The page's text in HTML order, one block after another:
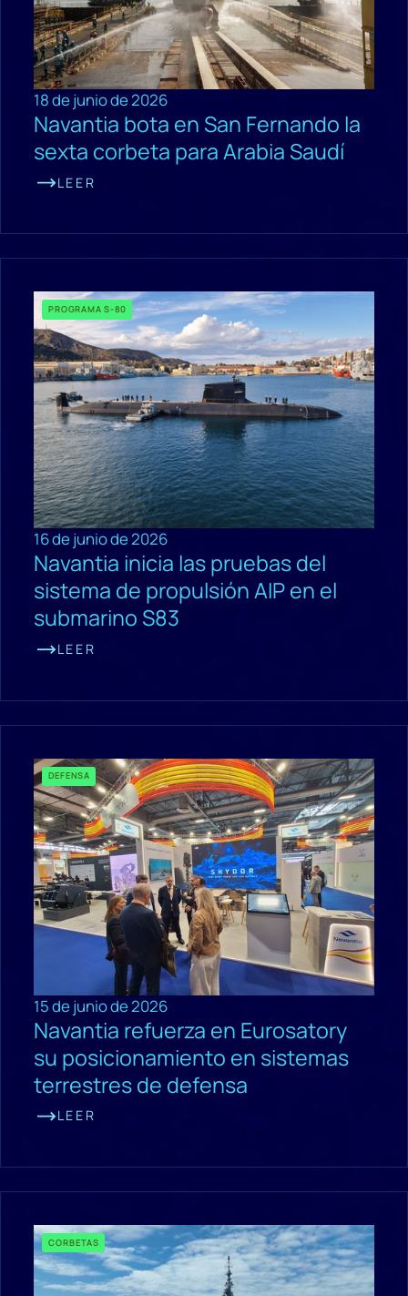
18 de junio de 2026
Navantia bota en San Fernando la
sexta corbeta para Arabia Saudí
LEER
PROGRAMA S-80
16 de junio de 2026
Navantia inicia las pruebas del
sistema de propulsión AIP en el
submarino S83
LEER
DEFENSA
15 de junio de 2026
Navantia refuerza en Eurosatory
su posicionamiento en sistemas
terrestres de defensa
LEER
CORBETAS